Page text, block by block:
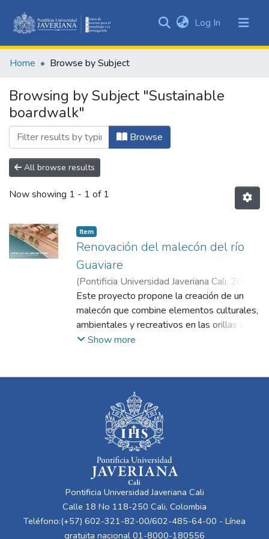
&
All of DSpace
Log In (current)
Home Browse by Subject
Browsing by Subject "Sustainable
boardwalk"
Browse
All browse results
Now showing 1 - 1 of 1
Item
Renovación del malecón del río
Guaviare
(Pontificia Universidad Javeriana Cali, 2024
Burbano Díaz, Mariana; Quiroga Aponte,
Angie Daniela;Quintana Vargas, Andrés
Alejandro
Este proyecto propone la creación de un
malecón que combine elementos culturales,
ambientales y recreativos en las orillas del
río Guaviare. El diseño se enfoca en
sostenible. Igualmente, se incluirán áreas
para eventos culturales sobre un
equipamiento, espacios verdes para
actividades al aire libre, infraestructura
turística y senderos ecológicos. Se dará
prioridad a la preservación del ecosistema
local, integrando prácticas de paisajismo
sostenible y gestión ambiental. Además, se
promoverá la participación de la comunidad
en la planificación y mantenimiento del
Show more
Pontificia Universidad Javeriana Cali
Calle 18 No 118-250 Cali, Colombia
Teléfono:(+57) 602-321-82-00/602-485-64-00 - Línea
gratuita nacional 01-8000-180556